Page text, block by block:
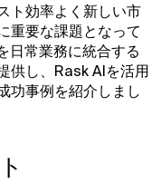
ト効率よく新しい市
重要な課題となって
日常業務に統合する
供し、Rask AIを活用
功事例を紹介しまし